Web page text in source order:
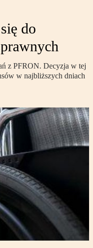
do
z PFRON. Decyzja w tej
w najbliższych dniach